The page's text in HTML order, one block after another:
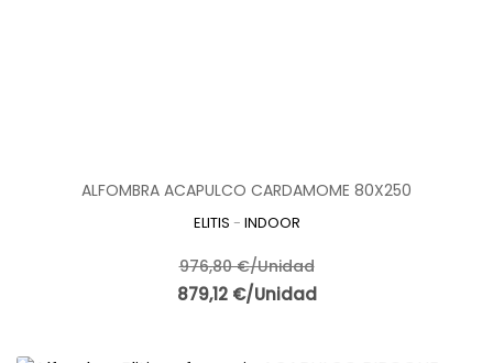
ALFOMBRA ACAPULCO CARDAMOME 80X250
ELITIS - INDOOR
976,80 €/Unidad
879,12 €/Unidad